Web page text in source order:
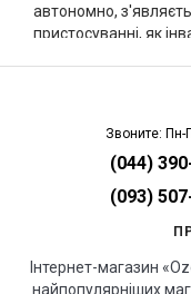
автономно,
пристосуванні, як
цей засіб для
суттєво
системою і, отже,
різновиду
ймовірність
персоналу, що
інвалідні крісла.
Звоните: Пн-
(044)
(093)
Інтернет-магазин
найпопулярніших